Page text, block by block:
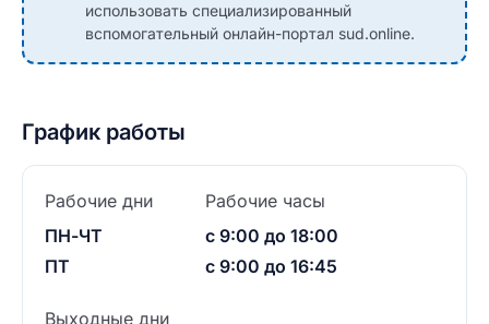
использовать специализированный
вспомогательный онлайн-портал sud.online.
График работы
Рабочие дни
ПН-ЧТ
ПТ
Рабочие часы
с 9:00 до 18:00
с 9:00 до 16:45
Выходные дни